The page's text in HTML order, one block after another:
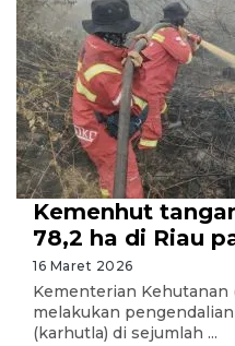
Kemenhut
78,2 ha di Riau
16 Maret 2026
Kementerian Kehutanan
melakukan
(karhutla) di sejumlah ...